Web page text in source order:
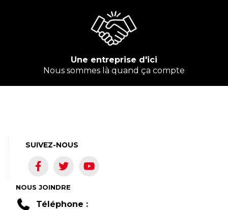
Une entreprise d'ici
Nous sommes là quand ça compte
NOUS JOINDRE
Téléphone :
SUIVEZ-NOUS